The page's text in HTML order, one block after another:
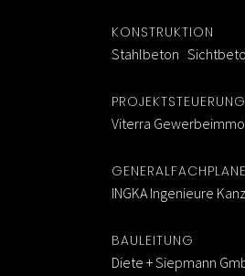
KONSTRUKTION
Stahlbeton
PROJEKTSTEUERUNG
Viterra
INGKA Ingenieure
BAULEITUNG
Diete + Siepmann